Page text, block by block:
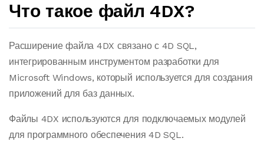
Что такое файл 4DX?
Расширение файла 4DX связано с 4D SQL,
интегрированным инструментом разработки для
Microsoft Windows, который используется для создания
приложений для баз данных.
Файлы 4DX используются для подключаемых модулей
для программного обеспечения 4D SQL.